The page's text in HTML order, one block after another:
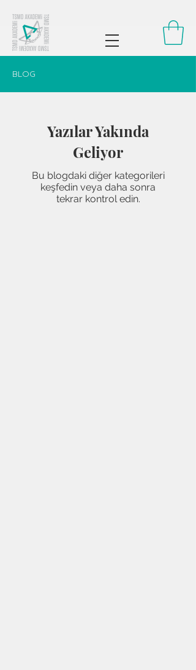
BLOG
Yazılar Yakında
Geliyor
Bu blogdaki diğer kategorileri
keşfedin veya daha sonra
tekrar kontrol edin.